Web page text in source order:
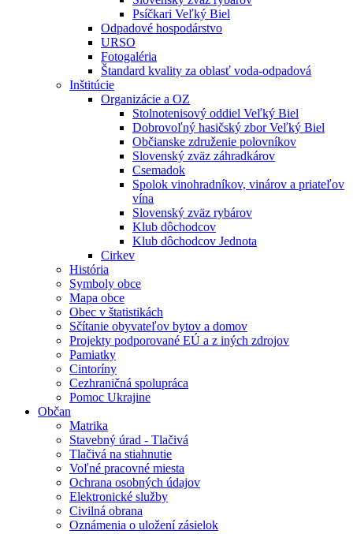
Psíčkari Veľký Biel
Odpadové hospodárstvo
URSO
Fotogaléria
Štandard kvality za oblasť voda-odpadová
Inštitúcie
Organizácie a OZ
Stolnotenisový oddiel Veľký Biel
Dobrovoľný hasičský zbor Veľký Biel
Občianske združenie polovníkov
Slovenský zväz záhradkárov
Csemadok
Spolok vinohradníkov, vinárov a priateľov
vína
Slovenský zväz rybárov
Klub dôchodcov
Klub dôchodcov Jednota
Cirkev
História
Symboly obce
Mapa obce
Obec v štatistikách
Sčítanie obyvateľov bytov a domov
Projekty podporované EÚ a z iných zdrojov
Pamiatky
Cintoríny
Cezhraničná spolupráca
Pomoc Ukrajine
Občan
Matrika
Stavebný úrad - Tlačivá
Tlačivá na stiahnutie
Voľné pracovné miesta
Ochrana osobných údajov
Elektronické služby
Civilná obrana
Oznámenia o uložení zásielok